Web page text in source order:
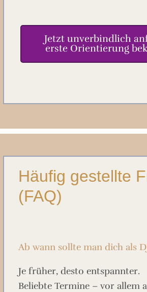
Jetzt unverbindlich
erste Orientierung
Häufig gestellte
(FAQ)
Ab wann sollte man dich als
Je früher, desto entspannter.
Beliebte Termine – vor allem